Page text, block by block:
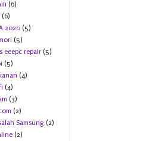
(6)
(6)
2020 (5)
(5)
eeepc repair (5)
(5)
(4)
(4)
(3)
(2)
Samsung (2)
(2)